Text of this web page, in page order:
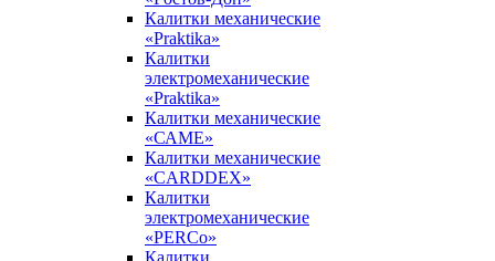
Калитки механические
«Praktika»
Калитки
электромеханические
«Praktika»
Калитки механические
«САМЕ»
Калитки механические
«CARDDEX»
Калитки
электромеханические
«PERCo»
Калитки